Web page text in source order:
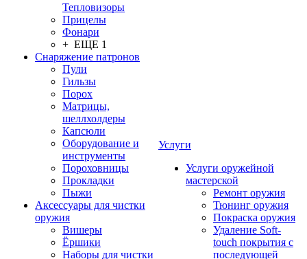
Тепловизоры
Прицелы
Фонари
+ ЕЩЕ 1
Снаряжение патронов
Пули
Гильзы
Порох
Матрицы,
шеллхолдеры
Капсюли
Оборудование и
инструменты
Пороховницы
Прокладки
Пыжи
Аксессуары для чистки
оружия
Вишеры
Ёршики
Наборы для чистки
Услуги
Услуги оружейной
мастерской
Ремонт оружия
Тюнинг оружия
Покраска оружия
Удаление Soft-
touch покрытия с
последующей